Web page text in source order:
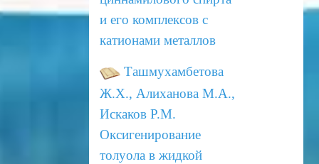
и его комплексов с
катионами металлов
Ташмухамбетова
Ж.Х., Алиханова М.А.,
Искаков Р.М.
Оксигенирование
толуола в жидкой